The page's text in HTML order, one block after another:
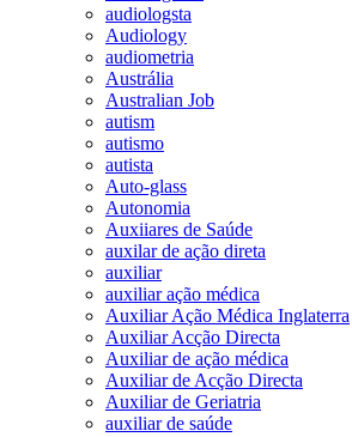
audiologsta
Audiology
audiometria
Austrália
Australian Job
autism
autismo
autista
Auto-glass
Autonomia
Auxiiares de Saúde
auxilar de ação direta
auxiliar
auxiliar ação médica
Auxiliar Ação Médica Inglaterra
Auxiliar Acção Directa
Auxiliar de ação médica
Auxiliar de Acção Directa
Auxiliar de Geriatria
auxiliar de saúde